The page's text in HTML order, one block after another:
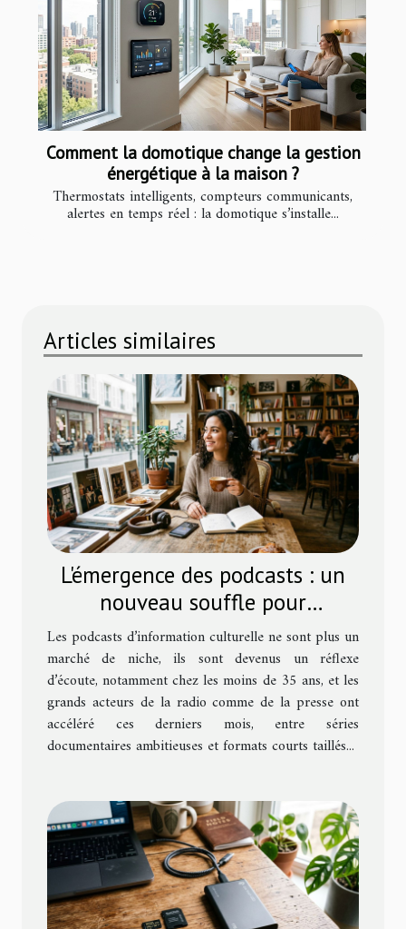
Comment la domotique change la gestion
énergétique à la maison ?
Thermostats intelligents, compteurs communicants,
alertes en temps réel : la domotique s’installe...
Articles similaires
L'émergence des podcasts : un
nouveau souffle pour
l'information culturelle
Les podcasts d’information culturelle ne sont plus un
marché de niche, ils sont devenus un réflexe
d’écoute, notamment chez les moins de 35 ans, et les
grands acteurs de la radio comme de la presse ont
accéléré ces derniers mois, entre séries
documentaires ambitieuses et formats courts taillés...